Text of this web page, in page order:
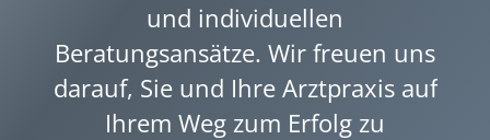
und individuellen
Beratungsansätze. Wir freuen uns
darauf, Sie und Ihre Arztpraxis auf
Ihrem Weg zum Erfolg zu